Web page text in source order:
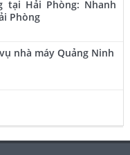
tại Hải Phòng: Nhanh
Phòng
nhà máy Quảng Ninh